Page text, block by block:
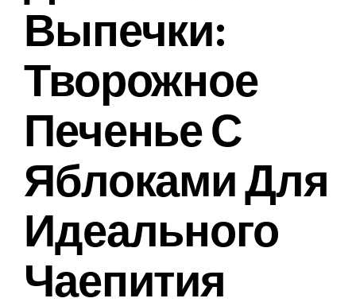
Выпечки:
Творожное
Печенье С
Яблоками Для
Идеального
Чаепития